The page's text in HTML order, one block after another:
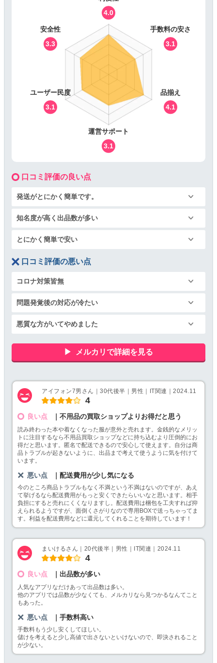
4.0
手数料の安さ
3.1
品揃え
4.1
運営サポート
3.1
ユーザー民度
3.1
安全性
3.3
口コミ評価の良い点
発送がとにかく簡単です。
知名度が高く出品数が多い
とにかく簡単で安い
口コミ評価の悪い点
コロナ対策皆無
問題発覚後の対応が冷たい
悪質な方がいてやめました
メルカリで詳細を見る
アイフォン7男さん｜30代後半｜男性｜IT関連｜2024.11
4
良い点 ｜不用品の買取ショップよりお得だと思う
読み終わった本や着なくなった服が意外と売れます。金銭的なメリッ
トに注目するなら不用品買取ショップなどに持ち込むより圧倒的にお
得だと思います。匿名で配送できるので安心して使えます。自分は商
品トラブルが起きないように、出品まで考えて使うように気を付けて
います。
悪い点 ｜配送費用が少し気になる
今のところ商品トラブルもなく不満という不満はないのですが、あえ
て挙げるなら配送費用がもっと安くできたらいいなと思います。相手
負担にすると売れにくくなりますし。配送費用は梱包を工夫すれば抑
えられるようですが、面倒くさがりなので専用BOXで送っちゃってま
す。利益を配送費用などに還元してくれることを期待しています！
まいけるさん｜20代後半｜男性｜IT関連｜2024.11
4
良い点 ｜出品数が多い
人気なアプリなだけあって出品数は多い。
他のアプリでは品数が少なくても、メルカリなら見つかるなんてこと
もあった。
悪い点 ｜手数料高い
手数料もう少し安くしてほしい。
儲けを考えると少し高値で出さないといけないので、即決されること
が少ない。